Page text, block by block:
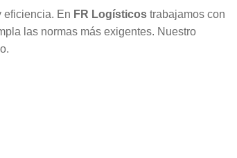
eficiencia. En FR Logísticos trabajamos con
las normas más exigentes. Nuestro